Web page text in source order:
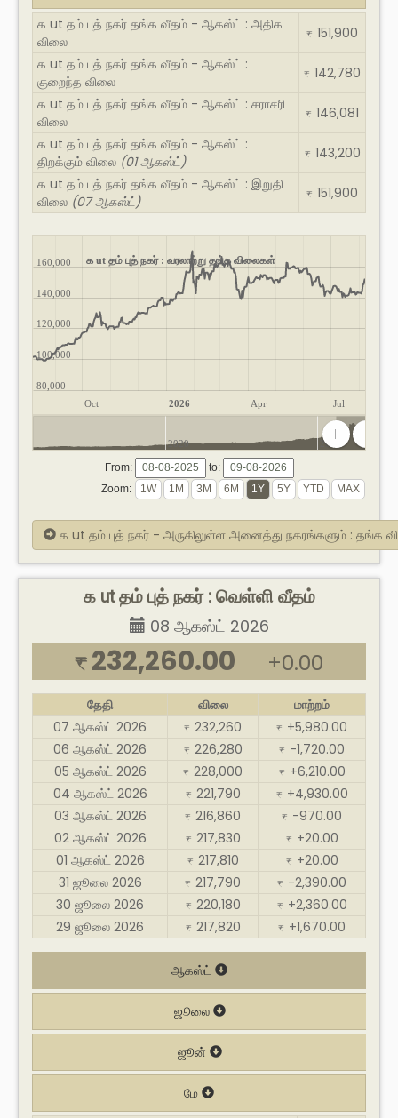
க ut தம் புத் நகர் தங்க வீதம் - ஆகஸ்ட் : அதிக
விலை
₹ 151,900
க ut தம் புத் நகர் தங்க வீதம் - ஆகஸ்ட் :
குறைந்த விலை
₹ 142,780
க ut தம் புத் நகர் தங்க வீதம் - ஆகஸ்ட் : சராசரி
விலை
₹ 146,081
க ut தம் புத் நகர் தங்க வீதம் - ஆகஸ்ட் :
திறக்கும் விலை (01 ஆகஸ்ட்) ₹ 143,200
க ut தம் புத் நகர் தங்க வீதம் - ஆகஸ்ட் : இறுதி
விலை (07 ஆகஸ்ட்) ₹ 151,900
க ut தம் புத் நகர் : வரலாற்று தங்க விலைகள்
Oct 2026 Apr Jul
80,000
100,000
120,000
140,000
160,000
2020 2025
From:
to:
Zoom:
க ut தம் புத் நகர் - அருகிலுள்ள அனைத்து நகரங்களும் : தங்க
க ut தம் புத் நகர் : வெள்ளி வீதம்
08 ஆகஸ்ட் 2026
₹ 232,260.00 +0.00
தேதி விலை
மாற்றம்
07 ஆகஸ்ட் 2026
₹ 232,260 ₹ +5,980.00
06 ஆகஸ்ட் 2026
₹ 226,280 ₹ -1,720.00
05 ஆகஸ்ட் 2026
₹ 228,000 ₹ +6,210.00
04 ஆகஸ்ட் 2026
₹ 221,790 ₹ +4,930.00
03 ஆகஸ்ட் 2026
₹ 216,860 ₹ -970.00
02 ஆகஸ்ட் 2026
₹ 217,830 ₹ +20.00
01 ஆகஸ்ட் 2026
₹ 217,810 ₹ +20.00
31 ஜூலை 2026
₹ 217,790 ₹ -2,390.00
30 ஜூலை 2026
₹ 220,180 ₹ +2,360.00
29 ஜூலை 2026
₹ 217,820 ₹ +1,670.00
ஆகஸ்ட்
ஜூலை
ஜூன்
மே